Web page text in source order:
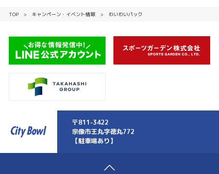
TOP キャンペーン・イベント情報 わいわいパック
〒811-3422
宗像市王丸字徳丸772
【駐車場あり】